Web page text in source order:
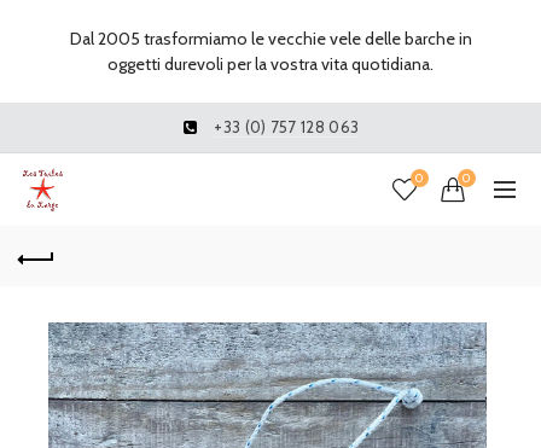
+33 (0) 757 128 063
0 0
Dal 2005 trasformiamo le vecchie vele delle barche in
oggetti durevoli per la vostra vita quotidiana.